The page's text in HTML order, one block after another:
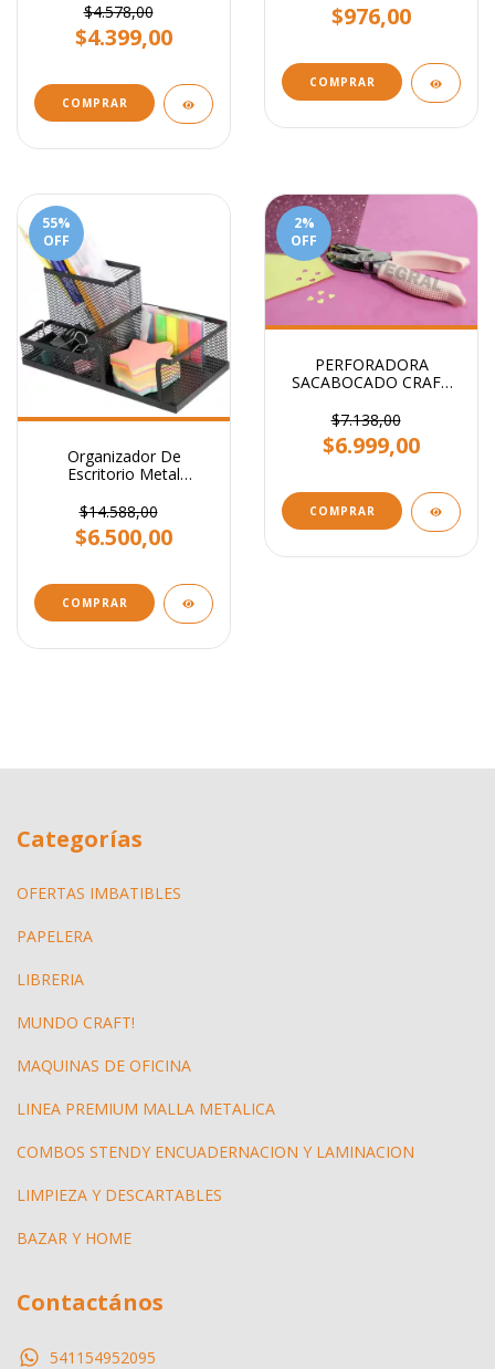
$4.578,00
$4.399,00
$976,00
COMPRAR
55%
OFF
Organizador De
Escritorio Metal
Portataco Negro 3
Cavidades
$14.588,00
$6.500,00
2%
OFF
PERFORADORA
SACABOCADO CRAFT
$7.138,00
$6.999,00
COMPRAR
Categorías
OFERTAS IMBATIBLES
PAPELERA
LIBRERIA
MUNDO CRAFT!
MAQUINAS DE OFICINA
LINEA PREMIUM MALLA METALICA
COMBOS STENDY ENCUADERNACION Y LAMINACION
LIMPIEZA Y DESCARTABLES
BAZAR Y HOME
Contactános
541154952095